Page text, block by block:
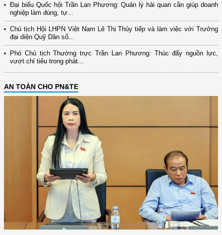
Đại biểu Quốc hội Trần Lan Phương: Quản lý hải quan cần giúp doanh
nghiệp làm đúng, tự...
Chủ tịch Hội LHPN Việt Nam Lê Thị Thủy tiếp và làm việc với Trưởng
đại diện Quỹ Dân số...
Phó Chủ tịch Thường trực Trần Lan Phương: Thúc đẩy nguồn lực,
vượt chỉ tiêu trong phát...
AN TOÀN CHO PN&TE